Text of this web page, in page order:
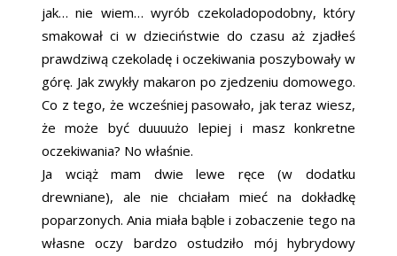
jak… nie wiem… wyrób czekoladopodobny, który
smakował ci w dzieciństwie do czasu aż zjadłeś
prawdziwą czekoladę i oczekiwania poszybowały w
górę. Jak zwykły makaron po zjedzeniu domowego.
Co z tego, że wcześniej pasowało, jak teraz wiesz,
że może być duuuużo lepiej i masz konkretne
oczekiwania? No właśnie.
Ja wciąż mam dwie lewe ręce (w dodatku
drewniane), ale nie chciałam mieć na dokładkę
poparzonych. Ania miała bąble i zobaczenie tego na
własne oczy bardzo ostudziło mój hybrydowy